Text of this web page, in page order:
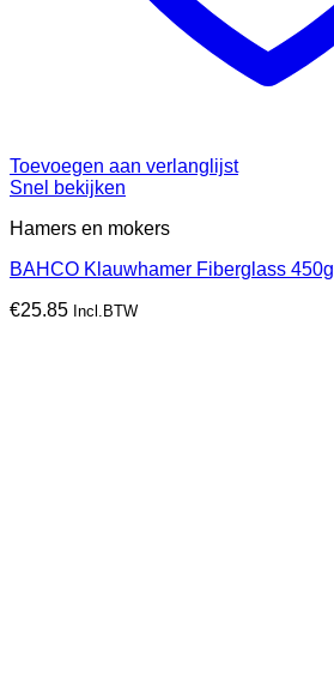
Toevoegen aan verlanglijst
Snel bekijken
Hamers en mokers
BAHCO Klauwhamer Fiberglass 450g
€25.85 Incl.BTW